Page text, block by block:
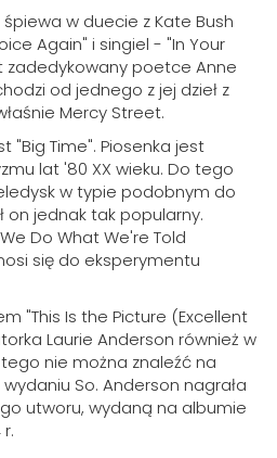
w duecie z Kate Bush
Again" i singiel - "In Your
zadedykowany poetce Anne
od jednego z jej dzieł z
Mercy Street.
"Big Time". Piosenka jest
lat '80 XX wieku. Do tego
w typie podobnym do
on jednak tak popularny.
Do What We're Told
się do eksperymentu
"This Is the Picture (Excellent
Laurie Anderson również w
nie można znaleźć na
So. Anderson nagrała
utworu, wydaną na albumie